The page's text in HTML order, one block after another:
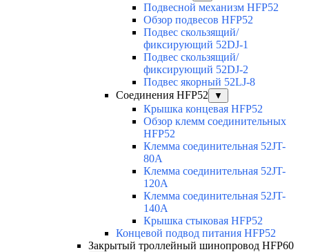
Подвесной механизм HFP52
Обзор подвесов HFP52
Подвес скользящий/
фиксирующий 52DJ-1
Подвес скользящий/
фиксирующий 52DJ-2
Подвес якорный 52LJ-8
Соединения HFP52
▼
Крышка концевая HFP52
Обзор клемм соединительных
HFP52
Клемма соединительная 52JT-
80A
Клемма соединительная 52JT-
120A
Клемма соединительная 52JT-
140A
Крышка стыковая HFP52
Концевой подвод питания HFP52
Закрытый троллейный шинопровод HFP60